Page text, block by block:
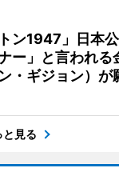
ン1947」日本
ー」と言われる
・ギジョン）が
と見る